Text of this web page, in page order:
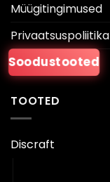
Müügitingimused
Privaatsuspoliitika
Soodustooted
TOOTED
Discraft